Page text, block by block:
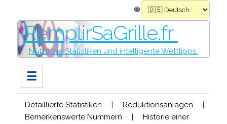
🌐
RemplirSaGrille.fr
Nützliche Statistiken und intelligente Wetttipps.
☰
Detaillierte Statistiken | Reduktionsanlagen
|
Bemerkenswerte Nummern
|
Historie einer